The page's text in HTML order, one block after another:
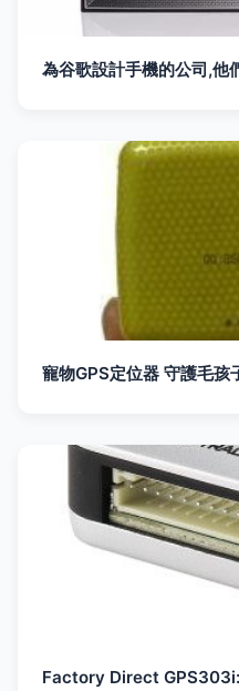
為谷歌設計手機的公司,他
寵物GPS定位器 守護毛孩
Factory Direct